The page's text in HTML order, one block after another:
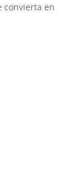
convierta en